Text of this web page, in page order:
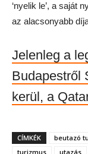
‘nyelik le’, a saját
az alacsonyabb
Jelenleg a
Budapestről
kerül, a
CÍMKÉK beutazó
turizmus
utazás